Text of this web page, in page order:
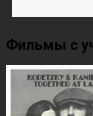
Фильмы с